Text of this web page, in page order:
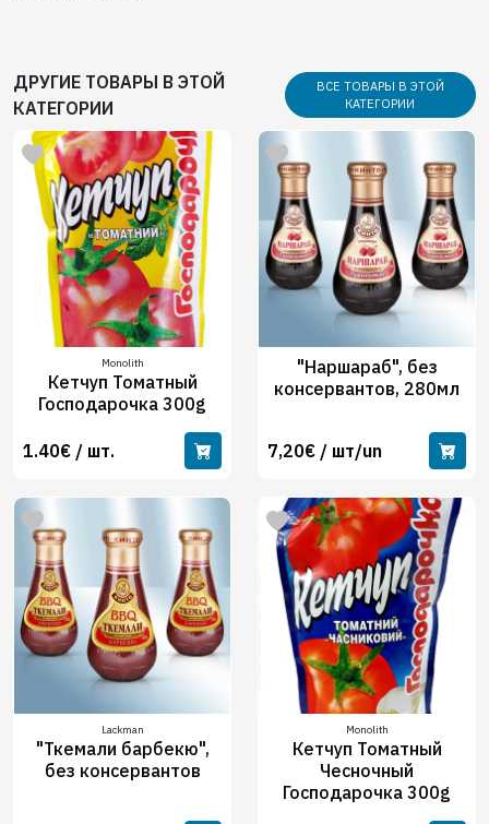
ДРУГИЕ ТОВАРЫ В ЭТОЙ
КАТЕГОРИИ
ВСЕ ТОВАРЫ В ЭТОЙ
КАТЕГОРИИ
Monolith
Кетчуп Томатный
Господарочка 300g
1.40€ / шт.
"Наршараб", без
консервантов, 280мл
7,20€ / шт/un
Lackman
"Ткемали барбекю",
без консервантов
Monolith
Кетчуп Томатный
Чесночный
Господарочка 300g